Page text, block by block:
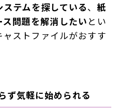
テムを探している、 紙
問題を解消したいとい
ストファイルがおすす
ず気軽に始められる